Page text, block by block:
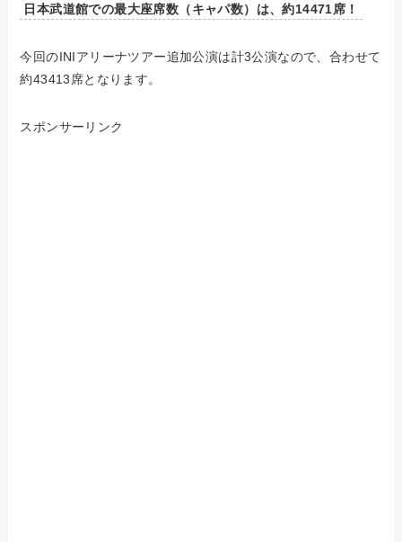
日本武道館での最大座席数（キャパ数）は、約14471席！
今回のINIアリーナツアー追加公演は計3公演なので、合わせて
約43413席となります。
スポンサーリンク